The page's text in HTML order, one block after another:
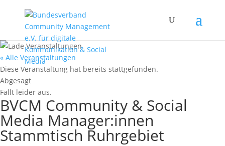
« Alle Veranstaltungen
Diese Veranstaltung hat bereits stattgefunden.
Abgesagt
Fällt leider aus.
BVCM Community & Social
Media Manager:innen
Stammtisch Ruhrgebiet